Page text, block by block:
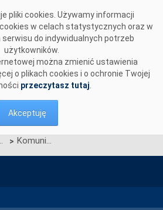
pliki cookies. Używamy informacji
w celach statystycznych oraz w
do indywidualnych potrzeb
użytkowników.
można zmienić ustawienia
o plikach cookies i o ochronie Twojej
przeczytasz tutaj
Akceptuję
OSP > Komunikat w sprawie ogłoszenia wyników jednostronnego przetargu miesięcznego na zdolności przesyłowe połączenia PSE S.A. i NEK UKRENERGO na LIPIEC 2016 r.